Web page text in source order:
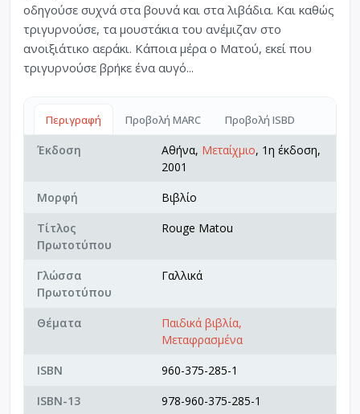
οδηγούσε συχνά στα βουνά και στα λιβάδια. Και καθώς
τριγυρνούσε, τα μουστάκια του ανέμιζαν στο
ανοιξιάτικο αεράκι. Κάποια μέρα ο Ματού, εκεί που
τριγυρνούσε βρήκε ένα αυγό...
Περιγραφή Προβολή MARC Προβολή ISBD
Έκδοση Αθήνα, Μεταίχμιο, 1η έκδοση,
2001
Μορφή
Βιβλίο
Τίτλος
Πρωτοτύπου
Rouge Matou
Γλώσσα
Πρωτοτύπου
Γαλλικά
Θέματα
Παιδικά βιβλία,
Μεταφρασμένα
ISBN
960-375-285-1
ISBN-13
978-960-375-285-1